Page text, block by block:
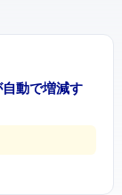
動で増減す